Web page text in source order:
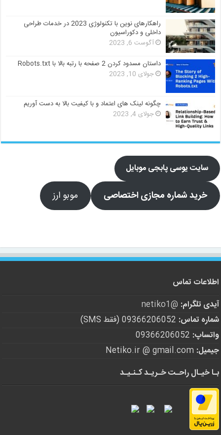
راهکارهای نوین با تکنولوژی 2023 در خدمات طراحی
داخلی و دکوراسیون
آگوست 6, 2023
داستان مسدود کردن 2 صفحه با رتبه بالا با Robots.txt
جولای 10, 2023
چگونه لینک های اعتماد و با کیفیت بالا به دست آوریم
جولای 4, 2023
سایت یوسی پابجی موبایل
خرید شماره مجازی اختصاصی موبو ارز
اطلاعات تماس
آیدی تلگرام: @netiko1
شماره تماس:
واتساپ:
جیمیل:
بـا خیـال راحـت خـریـد کـنـیـد